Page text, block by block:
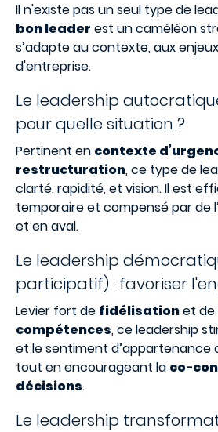
Il n'existe pas un seul type de
bon leader est un caméléon
s’adapte au contexte, aux
d'entreprise.
Le leadership
pour quelle situation ?
Pertinent en contexte
restructuration, ce type de
clarté, rapidité, et vision. Il est
temporaire et compensé par de
et en aval.
Le leadership
participatif) : favoriser
Levier fort de fidélisationet de
compétences, ce leadership
et le sentiment d’appartenance
tout en encourageant la co-
décisions.
Le leadership